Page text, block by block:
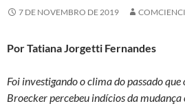
7 DE NOVEMBRO DE 2019
Por Tatiana Jorgetti Fernandes
Foi investigando o clima do passado
Broecker percebeu indícios da